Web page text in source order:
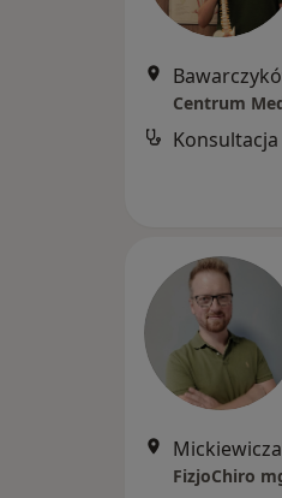
Centrum
FizjoChiro